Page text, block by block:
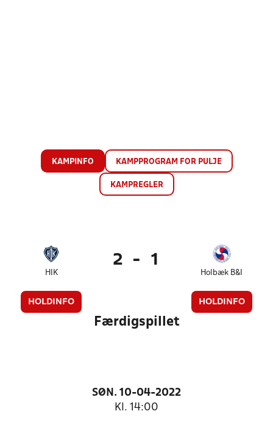
KAMPINFO KAMPPROGRAM FOR PULJE
KAMPREGLER
HIK
HOLDINFO
2 - 1
Holbæk B&I
HOLDINFO
Færdigspillet
SØN. 10-04-2022
Kl. 14:00